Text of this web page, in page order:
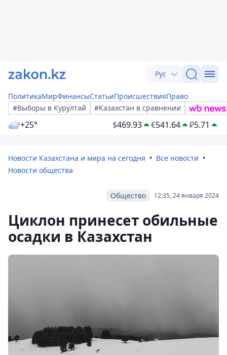
Рус
ПолитикаМирФинансыСтатьиПроисшествияПраво
#Выборы в Курултай
#Казахстан в сравнении
+25° $469.93 €541.64 ₽5.71
Новости Казахстана и мира на сегодня
Все новости
Новости общества
12:35, 24 января 2024
Общество
Циклон принесет обильные
осадки в Казахстан